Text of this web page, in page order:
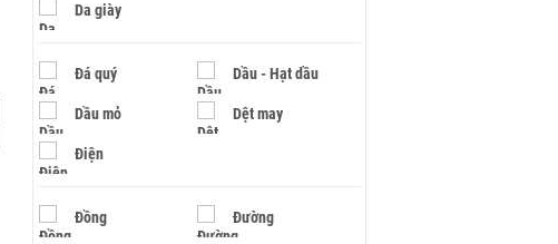
Da giày
Đá quý Dầu - Hạt dầu
Dầu mỏ Dệt may
Điện
Đồng Đường